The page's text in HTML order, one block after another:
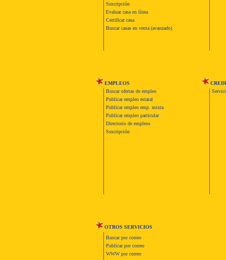
Suscripción
Evaluar casa en línea
Certificar casa
Buscar casas en venta (avanzado)
EMPLEOS
Buscar ofertas de empleo
Publicar empleo estatal
Publicar empleo emp. mixta
Publicar empleo particular
Directorio de empleos
Suscripción
OTROS SERVICIOS
Buscar por correo
Publicar por correo
WWW por correo